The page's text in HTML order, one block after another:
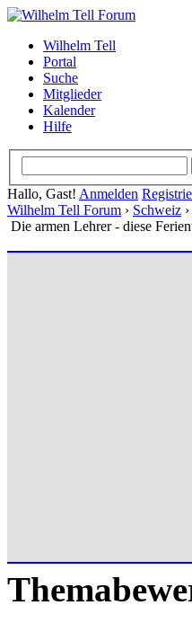
Wilhelm Tell
Portal
Suche
Mitglieder
Kalender
Hilfe
Hallo, Gast! Anmelden
Wilhelm Tell Forum › Schweiz ›
Die armen Lehrer - diese